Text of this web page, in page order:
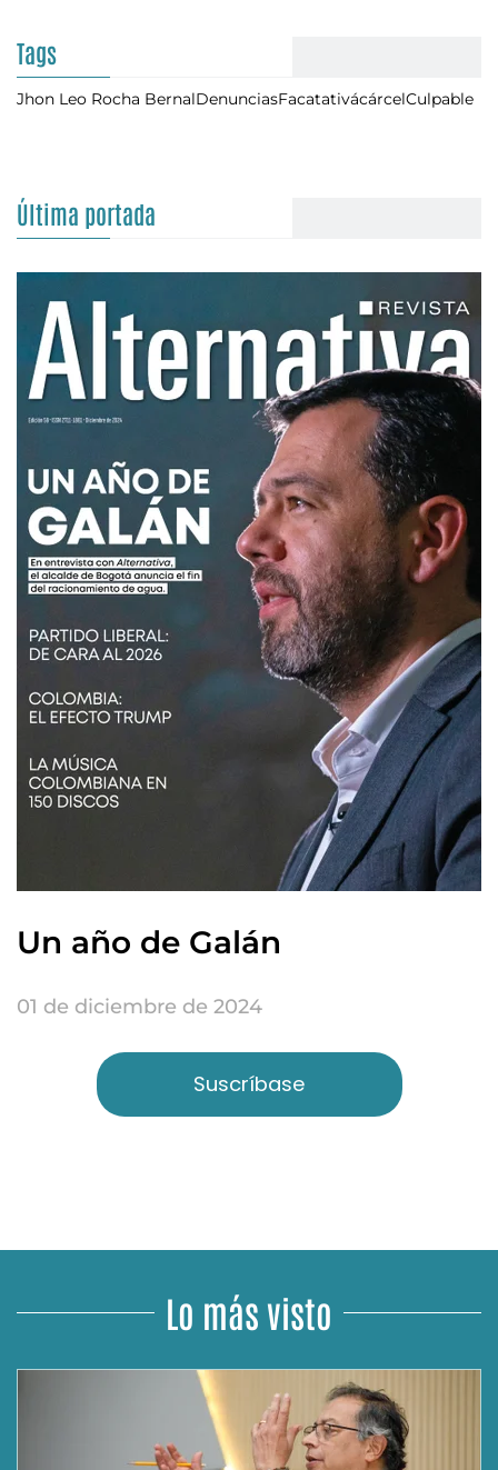
Tags
Jhon Leo Rocha BernalDenunciasFacatativácárcelCulpable
Última portada
Un año de Galán
01 de diciembre de 2024
Suscríbase
Lo más visto